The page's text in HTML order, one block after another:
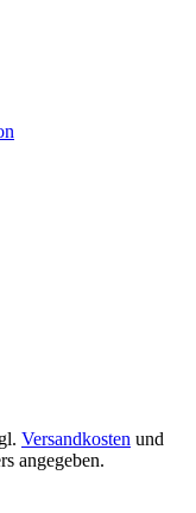
Versandkosten und
angegeben.